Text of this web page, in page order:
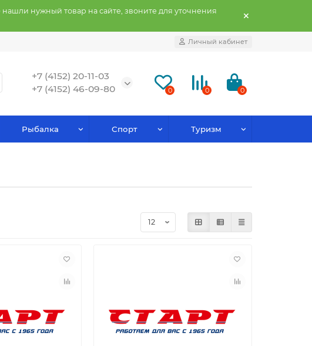
нужный товар на сайте, звоните для уточнения
Личный кабинет
+7 (4152) 20-11-03
+7 (4152) 46-09-80
0 0 0
Рыбалка Спорт Туризм